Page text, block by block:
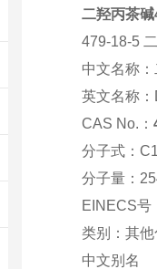
二羟丙茶
479-18-5
中文名称：
英文名称：
CAS No.：
分子式：
分子量：
EINECS号
类别： 其他
中文别名